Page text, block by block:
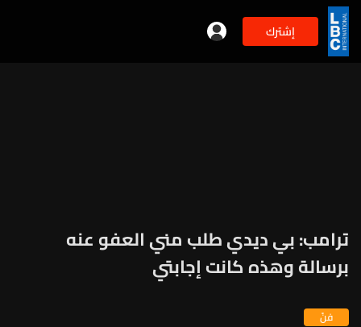
إشترك
ترامب: بي ديدي طلب مني العفو عنه
برسالة وهذه كانت إجابتي
فنّ